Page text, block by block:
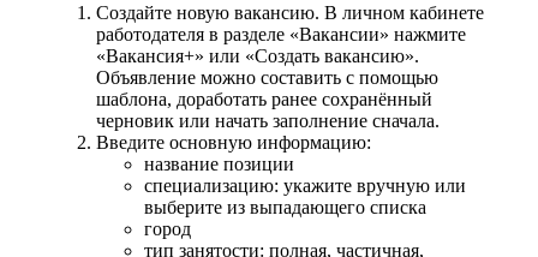
Создайте новую вакансию. В личном кабинете
работодателя в разделе «Вакансии» нажмите
«Вакансия+» или «Создать вакансию».
Объявление можно составить с помощью
шаблона, доработать ранее сохранённый
черновик или начать заполнение сначала.
Введите основную информацию:
название позиции
специализацию: укажите вручную или
выберите из выпадающего списка
город
тип занятости: полная, частичная,